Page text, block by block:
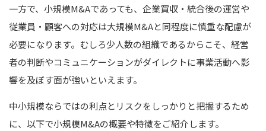
一方で、小規模M&Aであっても、企業買収・統合後の運営や
従業員・顧客への対応は大規模M&Aと同程度に慎重な配慮が
必要になります。むしろ少人数の組織であるからこそ、経営
者の判断やコミュニケーションがダイレクトに事業活動へ影
響を及ぼす面が強いといえます。
中小規模ならではの利点とリスクをしっかりと把握するため
に、以下で小規模M&Aの概要や特徴をご紹介します。